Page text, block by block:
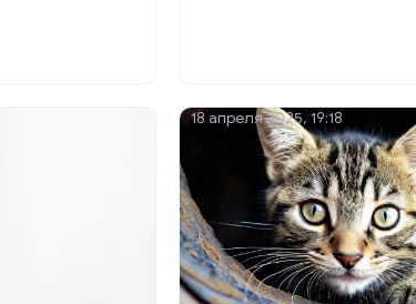
18 апреля 2025, 19:18